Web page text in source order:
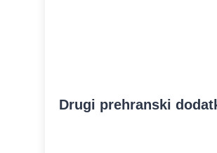
Drugi prehranski